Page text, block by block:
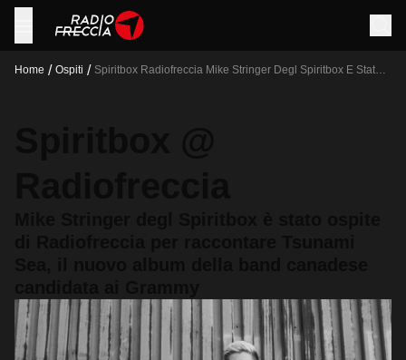
Home / Ospiti / Spiritbox Radiofreccia Mike Stringer Degl Spiritbox E Stato